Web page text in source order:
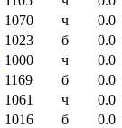
1070 ч
0.0
1023 б
0.0
1000 ч
0.0
1169 б
0.0
1061 ч
0.0
1016 б
0.0